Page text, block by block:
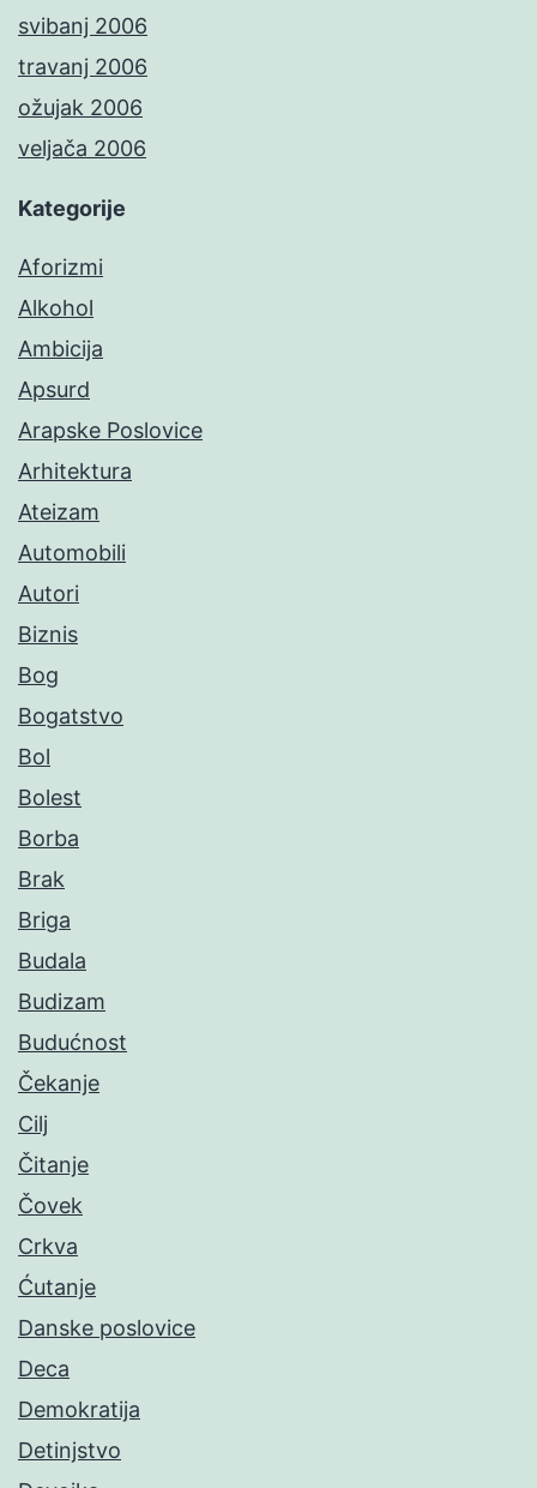
svibanj 2006
travanj 2006
ožujak 2006
veljača 2006
Kategorije
Aforizmi
Alkohol
Ambicija
Apsurd
Arapske Poslovice
Arhitektura
Ateizam
Automobili
Autori
Biznis
Bog
Bogatstvo
Bol
Bolest
Borba
Brak
Briga
Budala
Budizam
Budućnost
Čekanje
Cilj
Čitanje
Čovek
Crkva
Ćutanje
Danske poslovice
Deca
Demokratija
Detinjstvo